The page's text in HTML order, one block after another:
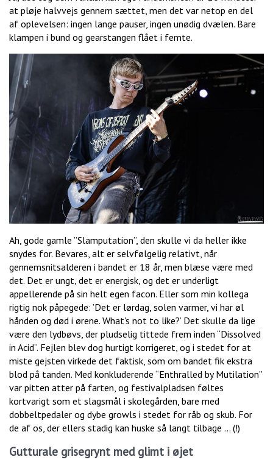
at pløje halvvejs gennem sættet, men det var netop en del
af oplevelsen: ingen lange pauser, ingen unødig dvælen. Bare
klampen i bund og gearstangen flået i femte.
Ah, gode gamle ”Slamputation”, den skulle vi da heller ikke
snydes for. Bevares, alt er selvfølgelig relativt, når
gennemsnitsalderen i bandet er 18 år, men blæse være med
det. Det er ungt, det er energisk, og det er underligt
appellerende på sin helt egen facon. Eller som min kollega
rigtig nok påpegede: ’Det er lørdag, solen varmer, vi har øl
hånden og død i ørene. What's not to like?’ Det skulle da lige
være den lydbøvs, der pludselig tittede frem inden “Dissolved
in Acid”. Fejlen blev dog hurtigt korrigeret, og i stedet for at
miste gejsten virkede det faktisk, som om bandet fik ekstra
blod på tanden. Med konkluderende “Enthralled by Mutilation”
var pitten atter på farten, og festivalpladsen føltes
kortvarigt som et slagsmål i skolegården, bare med
dobbeltpedaler og dybe growls i stedet for råb og skub. For
de af os, der ellers stadig kan huske så langt tilbage … (!)
Gutturale grisegrynt med glimt i øjet